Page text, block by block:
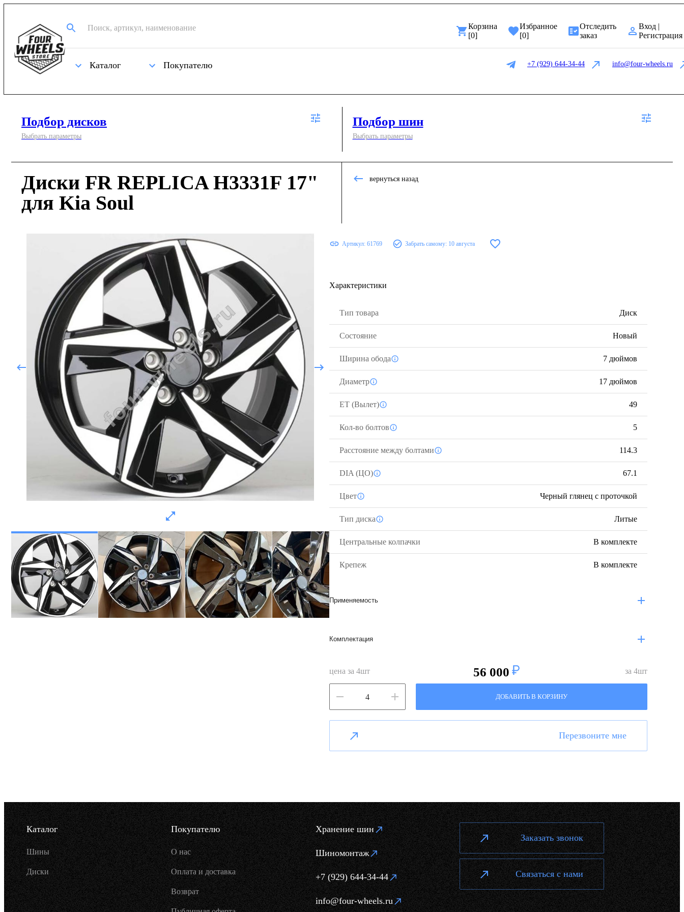
Корзина
[0]
Избранное
[0]
Отследить
заказ
Вход |
Регистрация
Каталог Покупателю +7 (929) 644-34-44 info@four-wheels.ru
Подбор дисков
Выбрать параметры
Подбор шин
Выбрать параметры
Диски FR REPLICA H3331F 17"
для Kia Soul
вернуться назад
Артикул: 61769 Забрать самому: 10 августа
Характеристики
Тип товара Диск
Состояние Новый
Ширина обода 7 дюймов
Диаметр 17 дюймов
ЕТ (Вылет) 49
Кол-во болтов 5
Расстояние между болтами 114.3
DIA (ЦО) 67.1
Цвет Черный глянец с проточкой
Тип диска Литые
Центральные колпачки В комплекте
Крепеж В комплекте
Применяемость
Комплектация
цена за 4шт 56 000 за 4шт
ДОБАВИТЬ В КОРЗИНУ
Перезвоните мне
Каталог
Шины
Диски
Покупателю
О нас
Оплата и доставка
Возврат
Хранение шин
Шиномонтаж
+7 (929) 644-34-44
info@four-wheels.ru
Заказать звонок
Связаться с нами